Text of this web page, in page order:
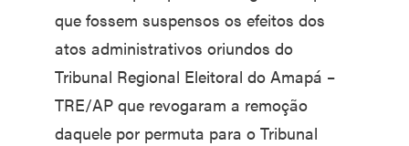
que fossem suspensos os efeitos dos
atos administrativos oriundos do
Tribunal Regional Eleitoral do Amapá –
TRE/AP que revogaram a remoção
daquele por permuta para o Tribunal